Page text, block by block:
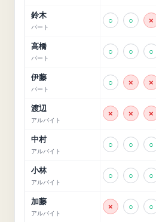
鈴木
パート
○ ○ ×
高橋
パート
○ ○ ○
伊藤
パート
○ × ×
渡辺
アルバイト
× × ×
中村
アルバイト
○ ○ ○
小林
アルバイト
○ ○ ○
加藤
アルバイト
× ○ ○